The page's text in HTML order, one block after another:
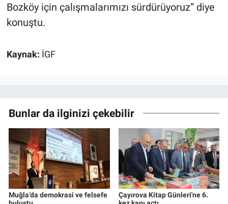
Bozköy için çalışmalarımızı sürdürüyoruz” diye
konuştu.
Kaynak: İGF
Bunlar da ilginizi çekebilir
Muğla’da demokrasi ve felsefe
Çayırova Kitap Günleri'ne 6.